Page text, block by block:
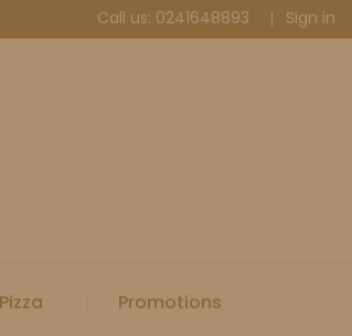
Call us: 0241648893 Sign in
Promotions